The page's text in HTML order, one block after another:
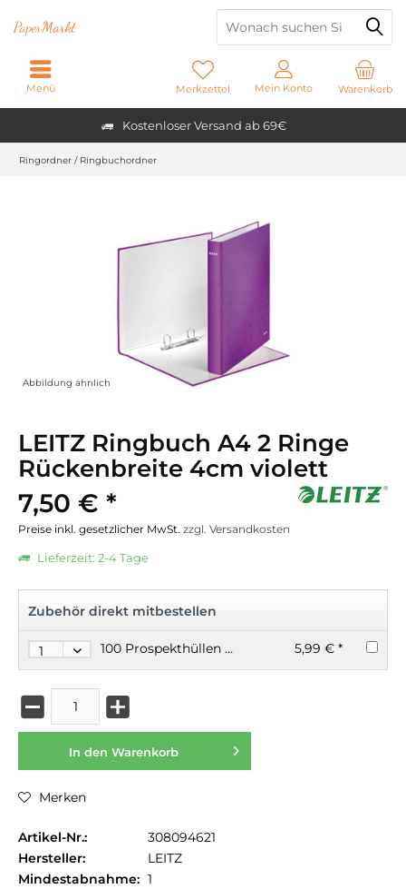
Kostenloser Versand ab 69€
PaperMarkt
Warenkorb
Merkzettel Mein Konto
Menü
Ringordner / Ringbuchordner
Abbildung ähnlich
LEITZ Ringbuch A4 2 Ringe
Rückenbreite 4cm violett
7,50 € *
Preise inkl. gesetzlicher MwSt. zzgl. Versandkosten
Lieferzeit: 2-4 Tage
Zubehör direkt mitbestellen
100 Prospekthüllen A4 50my glasklar 5,99 € *
In den Warenkorb
Merken
Artikel-Nr.:
308094621
Hersteller:
LEITZ
Mindestabnahme: 1